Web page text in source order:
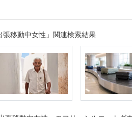
張移動中女性」関連検索結果